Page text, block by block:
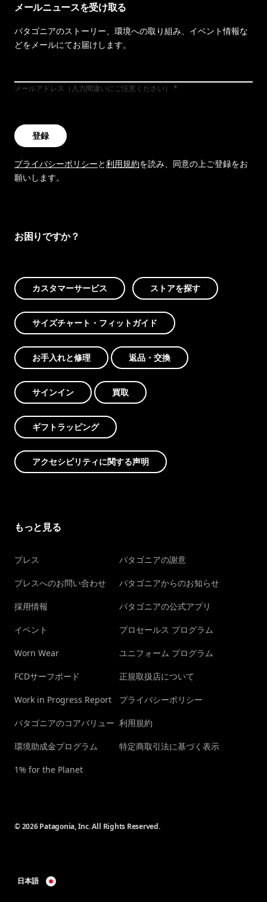
メールニュースを受け取る
パタゴニアのストーリー、環境への取り組み、イベント情報な
どをメールにてお届けします。
メールアドレス（入力間違いにご注意ください）
登録
プライバシーポリシーと利用規約を読み、同意の上ご登録をお
願いします。
お困りですか？
カスタマーサービス ストアを探す
サイズチャート・フィットガイド
お手入れと修理 返品・交換
サインイン 買取
ギフトラッピング
アクセシビリティに関する声明
もっと見る
プレス
プレスへのお問い合わせ
採用情報
イベント
Worn Wear
FCDサーフボード
Work in Progress Report
パタゴニアのコアバリュー
環境助成金プログラム
1% for the Planet
パタゴニアの謝意
パタゴニアからのお知らせ
パタゴニアの公式アプリ
プロセールス プログラム
ユニフォーム プログラム
正規取扱店について
プライバシーポリシー
利用規約
特定商取引法に基づく表示
© 2026 Patagonia, Inc. All Rights Reserved.
日本語